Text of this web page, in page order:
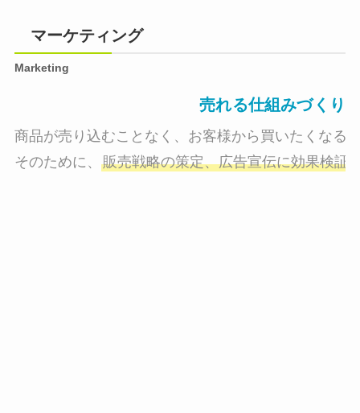
マーケティング
Marketing
売れる仕組みづくり
商品が売り込むことなく、お客様から買いたくなる
そのために、 販売戦略の策定、広告宣伝に効果検証